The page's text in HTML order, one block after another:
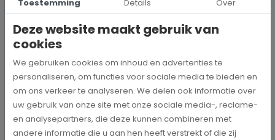
Wanneer je besluit om een steentje bij te dragen aan een betere
wereld, neem je een prachtig besluit. Jouw donatie kan het ve...
Toestemming Details Over
Deze website maakt gebruik van
cookies
We gebruiken cookies om inhoud en advertenties te
personaliseren, om functies voor sociale media te bieden en
om ons verkeer te analyseren. We delen ook informatie over
uw gebruik van onze site met onze sociale media-, reclame-
en analysepartners, die deze kunnen combineren met
andere informatie die u aan hen heeft verstrekt of die zij